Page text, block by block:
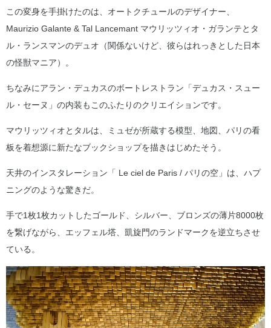
この変身を手掛けたのは、オートクチュールのデザイナー、
Maurizio Galante & Tal Lancemant マウリッツィオ・ガランテとタ
ル・ランスマンのデュオ（関係ないけど、彼らはれっきとした日本
の怪獣マニア）。
ちなみにアラン・デュカスのボートレストラン「デュカス・スュー
ル・セーヌ」の内装もこのふたりのクリエイションです。
マウリッツィオとタルは、ミュゼが所蔵する模型、地図、パリの看
板を着想源に新たなブックショップを描きはじめたそう。
天井のインスタレーション「 Le ciel de Paris / パリの空」は、ハプ
ニングのような驚きだ。
手で1枚1枚カットしたゴールド、シルバー、ブロンズの薄片8000枚
を繋げながら、エッフェル塔、凱旋門のランドマークを逆立ちさせ
ている。